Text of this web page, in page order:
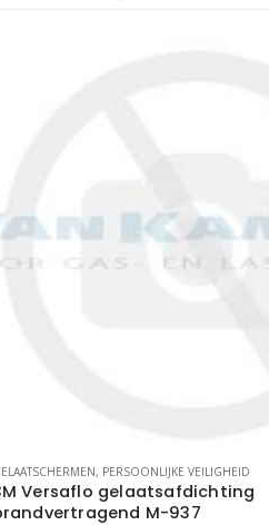
, PERSOONLIJKE VEILIGHEID
Versaflo gelaatsafdichting
M-937